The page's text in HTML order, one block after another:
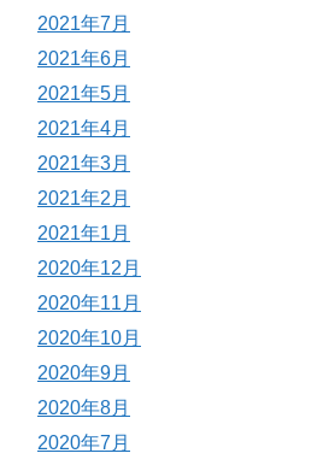
2021年7月
2021年6月
2021年5月
2021年4月
2021年3月
2021年2月
2021年1月
2020年12月
2020年11月
2020年10月
2020年9月
2020年8月
2020年7月